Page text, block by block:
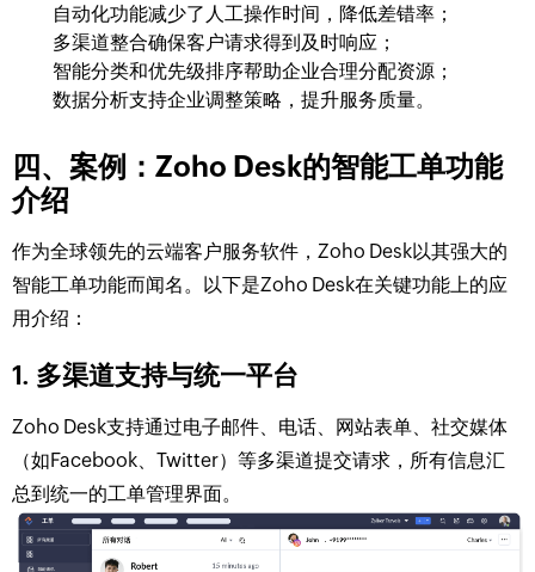
自动化功能减少了人工操作时间，降低差错率；
多渠道整合确保客户请求得到及时响应；
智能分类和优先级排序帮助企业合理分配资源；
数据分析支持企业调整策略，提升服务质量。
四、案例：Zoho Desk的智能工单功能
介绍
作为全球领先的云端客户服务软件，Zoho Desk以其强大的
智能工单功能而闻名。以下是Zoho Desk在关键功能上的应
用介绍：
1. 多渠道支持与统一平台
Zoho Desk支持通过电子邮件、电话、网站表单、社交媒体
（如Facebook、Twitter）等多渠道提交请求，所有信息汇
总到统一的工单管理界面。